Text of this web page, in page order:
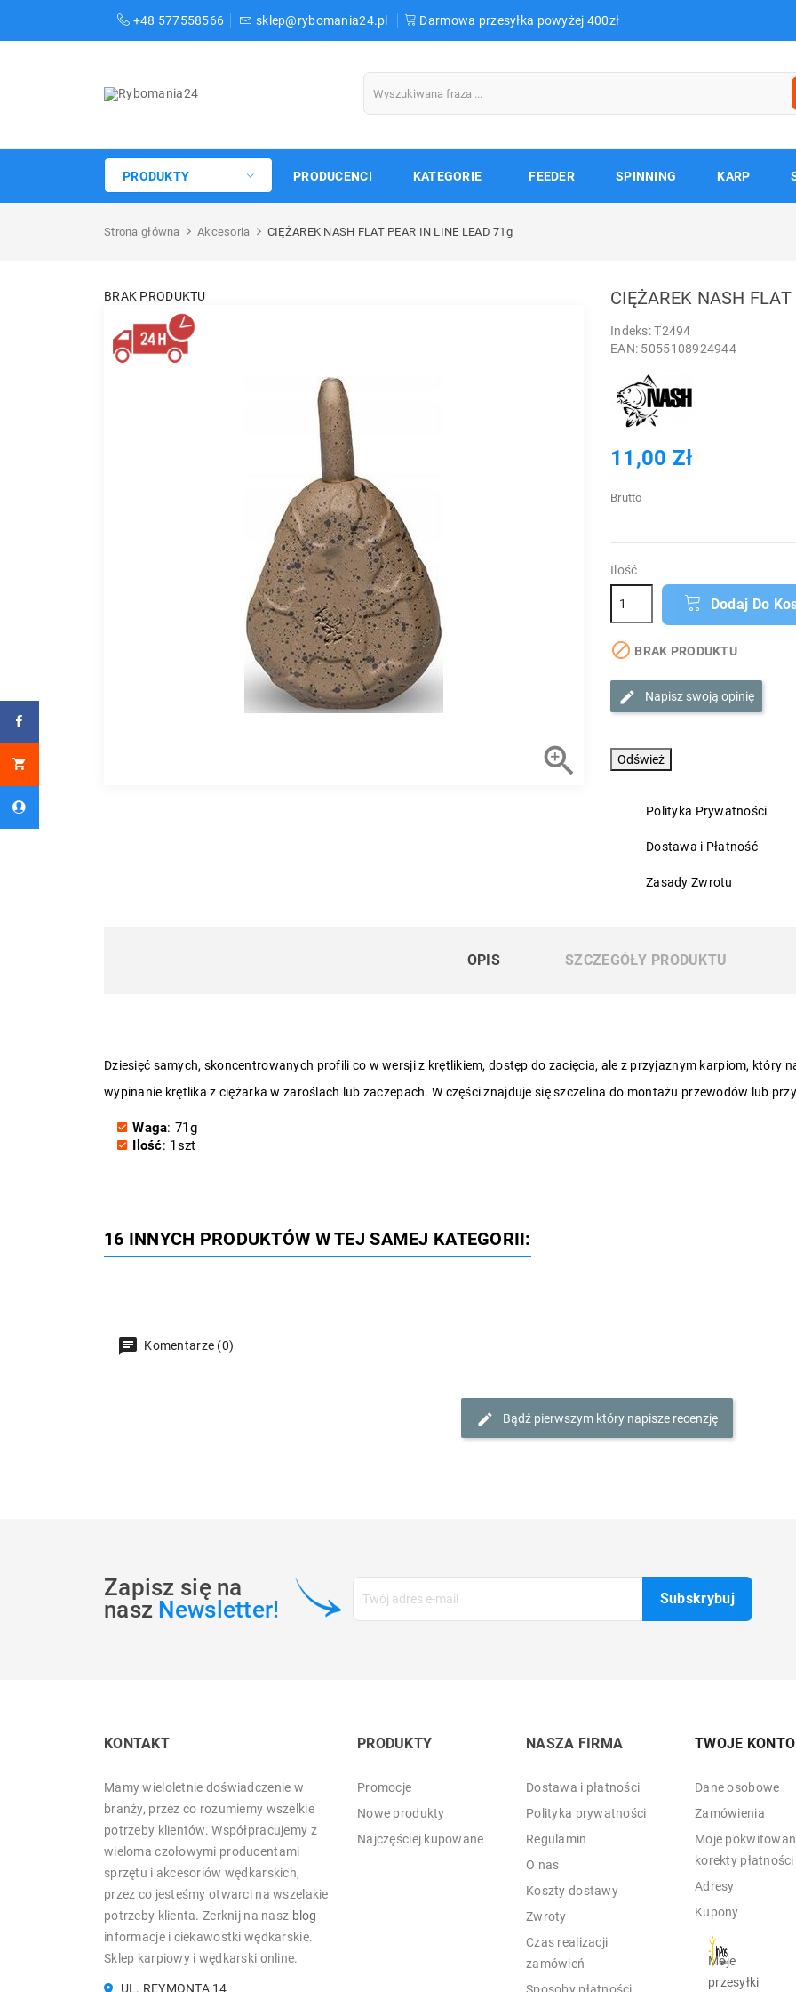
+48 577558566 sklep@rybomania24.pl Darmowa przesyłka powyżej 400zł
PRODUKTY PRODUCENCI KATEGORIE FEEDER SPINNING KARP
Strona główna Akcesoria CIĘŻAREK NASH FLAT PEAR IN LINE LEAD 71g
BRAK PRODUKTU

CIĘŻAREK NASH
Indeks: T2494
EAN: 5055108924944
11,00 Zł
Brutto
Ilość
Dodaj Do
 BRAK PRODUKTU
Napisz swoją opinię
Polityka Prywatności
Dostawa i Płatność
Zasady Zwrotu
OPIS SZCZEGÓŁY PRODUKTU
Dziesięć samych, skoncentrowanych profili co w wersji z krętlikiem, dostęp do zacięcia, ale z przyjaznym karpiom, który
wypinanie krętlika z ciężarka w zaroślach lub zaczepach. W części znajduje się szczelina do montażu przewodów lub
Waga: 71g
Ilość: 1szt
16 INNYCH PRODUKTÓW W TEJ SAMEJ KATEGORII:
Komentarze (0)
Bądź pierwszym który napisze recenzję
Zapisz się na
nasz Newsletter!
KONTAKT
Mamy wieloletnie doświadczenie w
branży, przez co rozumiemy wszelkie
potrzeby klientów. Współpracujemy z
wieloma czołowymi producentami
sprzętu i akcesoriów wędkarskich,
przez co jesteśmy otwarci na wszelakie
potrzeby klienta. Zerknij na nasz blog -
informacje i ciekawostki wędkarskie.
Sklep karpiowy i wędkarski online.
UL. REYMONTA 14
PRODUKTY
Promocje
Nowe produkty
Najczęściej kupowane
NASZA FIRMA
Dostawa i płatności
Polityka prywatności
Regulamin
O nas
Koszty dostawy
Zwroty
Czas realizacji
zamówień
TWOJE KONTO
Dane osobowe
Zamówienia
Moje
korekty płatności
Adresy
Kupony
Moje
przesyłki